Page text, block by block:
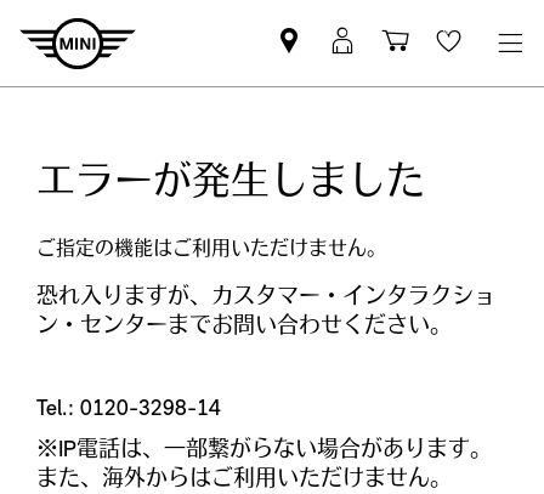
Mini
dealer
MyMini
login
Shopping
cart
Wishlist
エラーが発生しました
ご指定の機能はご利用いただけません。​
恐れ入りますが、カスタマー・インタラクショ
ン・センターまでお問い合わせください。
Tel.: 0120-3298-14
※IP電話は、一部繋がらない場合があります。
また、海外からはご利用いただけません。